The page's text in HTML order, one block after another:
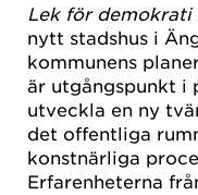
Lek för demokrati
nytt stadshus i
kommunens
är utgångspunkt i
utveckla en ny
det offentliga
konstnärliga
Erfarenheterna